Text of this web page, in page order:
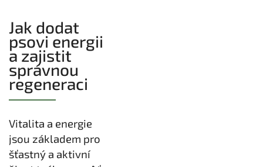
Jak dodat
psovi energii
a zajistit
správnou
regeneraci
Vitalita a energie
jsou základem pro
šťastný a aktivní